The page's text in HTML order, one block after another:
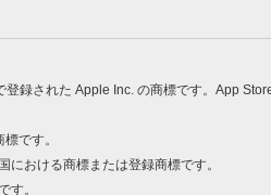
された Apple Inc. の商標です。App
です。
おける商標または登録商標です。
す。